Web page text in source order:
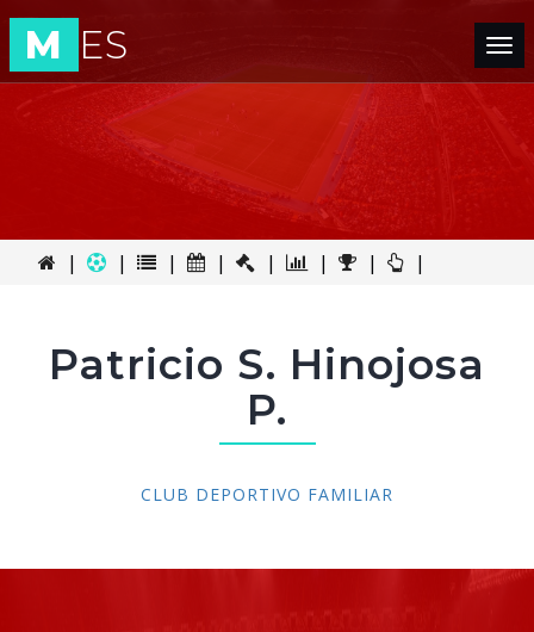
M ES
| | | | | | | |
Patricio S. Hinojosa
P.
CLUB DEPORTIVO FAMILIAR